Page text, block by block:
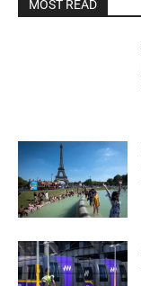
MOST READ